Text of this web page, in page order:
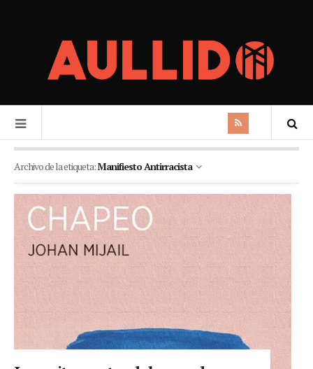
Archivo de la etiqueta:Manifiesto Antirracista